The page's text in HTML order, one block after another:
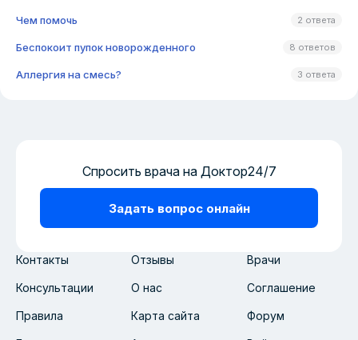
Чем помочь 2 ответа
Беспокоит пупок новорожденного 8 ответов
Аллергия на смесь? 3 ответа
Контакты Отзывы Врачи
Консультации О нас Соглашение
Правила Карта сайта Форум
Спросить врача на Доктор24/7
Задать вопрос онлайн